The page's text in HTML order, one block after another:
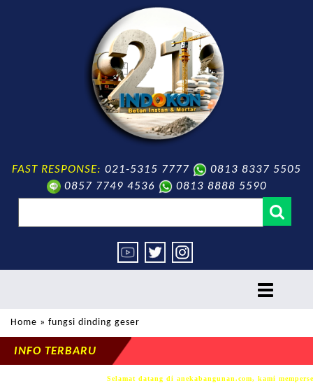
FAST RESPONSE: 021-5315 7777
0813 8337 5505
0857 7749 4536
0813 8888 5590
toggle
Home » fungsi dinding geser
INFO TERBARU
Selamat datang di anekabangunan.com, kami